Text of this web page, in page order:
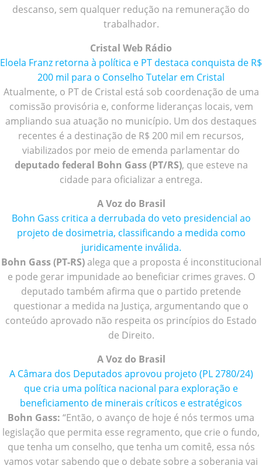
descanso, sem qualquer redução na remuneração do
trabalhador.
Cristal Web Rádio
Eloela Franz retorna à política e PT destaca conquista de R$
200 mil para o Conselho Tutelar em Cristal
Atualmente, o PT de Cristal está sob coordenação de uma
comissão provisória e, conforme lideranças locais, vem
ampliando sua atuação no município. Um dos destaques
recentes é a destinação de R$ 200 mil em recursos,
viabilizados por meio de emenda parlamentar do
deputado federal Bohn Gass (PT/RS), que esteve na
cidade para oficializar a entrega.
A Voz do Brasil
Bohn Gass critica a derrubada do veto presidencial ao
projeto de dosimetria, classificando a medida como
juridicamente inválida.
Bohn Gass (PT-RS)alega que a proposta é inconstitucional
e pode gerar impunidade ao beneficiar crimes graves. O
deputado também afirma que o partido pretende
questionar a medida na Justiça, argumentando que o
conteúdo aprovado não respeita os princípios do Estado
de Direito.
A Voz do Brasil
A Câmara dos Deputados aprovou projeto (PL 2780/24)
que cria uma política nacional para exploração e
beneficiamento de minerais críticos e estratégicos
Bohn Gass: “Então, o avanço de hoje é nós termos uma
legislação que permita esse regramento, que crie o fundo,
que tenha um conselho, que tenha um comitê, essa nós
vamos votar sabendo que o debate sobre a soberania vai